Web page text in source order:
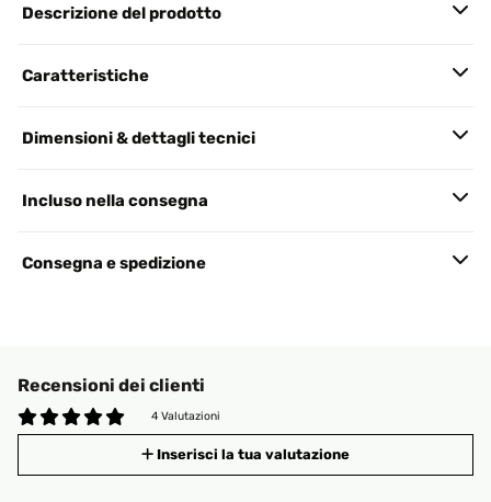
Descrizione del prodotto
Caratteristiche
Dimensioni & dettagli tecnici
Incluso nella consegna
Consegna e spedizione
Recensioni dei clienti
4 Valutazioni
Inserisci la tua valutazione